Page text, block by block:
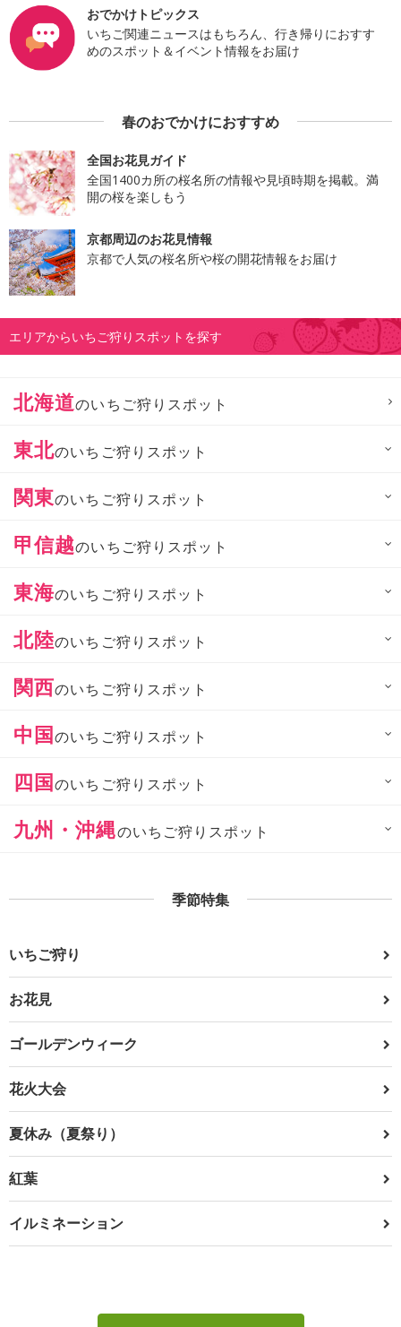
おでかけトピックス
いちご関連ニュースはもちろん、行き帰りにおすす
めのスポット＆イベント情報をお届け
春のおでかけにおすすめ
全国お花見ガイド
全国1400カ所の桜名所の情報や見頃時期を掲載。満
開の桜を楽しもう
京都周辺のお花見情報
京都で人気の桜名所や桜の開花情報をお届け
エリアからいちご狩りスポットを探す
北海道のいちご狩りスポット
東北のいちご狩りスポット
関東のいちご狩りスポット
甲信越のいちご狩りスポット
東海のいちご狩りスポット
北陸のいちご狩りスポット
関西のいちご狩りスポット
中国のいちご狩りスポット
四国のいちご狩りスポット
九州・沖縄のいちご狩りスポット
季節特集
いちご狩り
お花見
ゴールデンウィーク
花火大会
夏休み（夏祭り）
紅葉
イルミネーション